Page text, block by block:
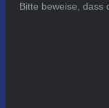
Bitte beweise, dass